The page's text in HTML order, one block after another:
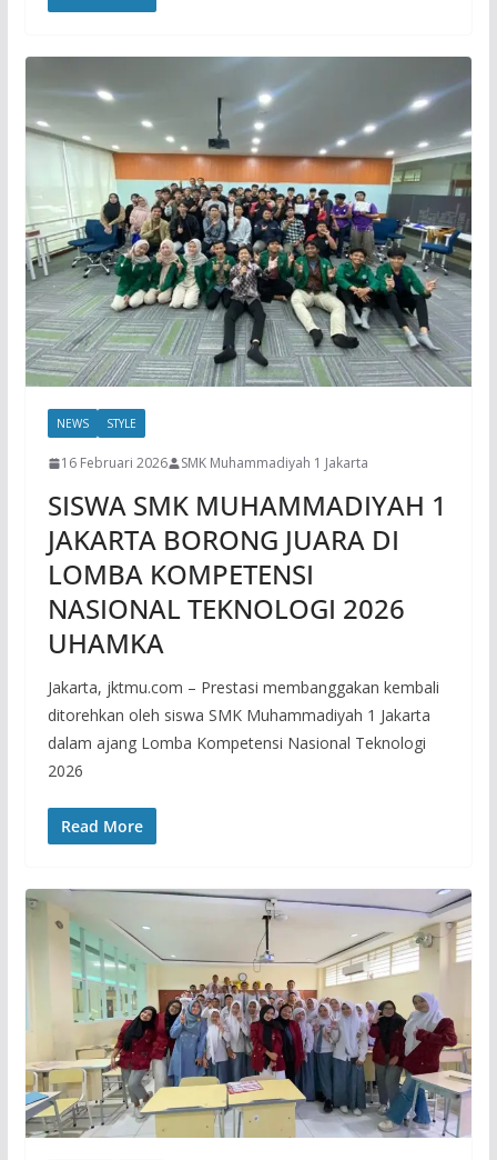
NEWS STYLE
16 Februari 2026 SMK Muhammadiyah 1 Jakarta
SISWA SMK MUHAMMADIYAH 1
JAKARTA BORONG JUARA DI
LOMBA KOMPETENSI
NASIONAL TEKNOLOGI 2026
UHAMKA
Jakarta, jktmu.com – Prestasi membanggakan kembali
ditorehkan oleh siswa SMK Muhammadiyah 1 Jakarta
dalam ajang Lomba Kompetensi Nasional Teknologi
2026
Read More